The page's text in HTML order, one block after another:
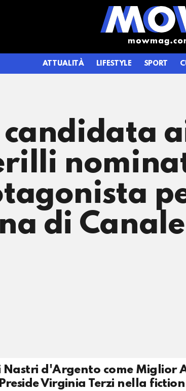
ATTUALITÀ LIFESTYLE SPORT
candidata
di
d'Argento come Miglior
Virginia Terzi nella